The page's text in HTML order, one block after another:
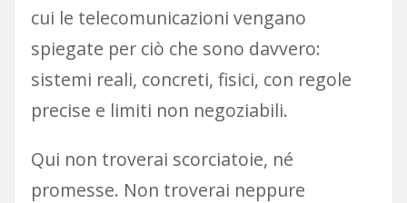
cui le telecomunicazioni vengano
spiegate per ciò che sono davvero:
sistemi reali, concreti, fisici, con regole
precise e limiti non negoziabili.
Qui non troverai scorciatoie, né
promesse. Non troverai neppure